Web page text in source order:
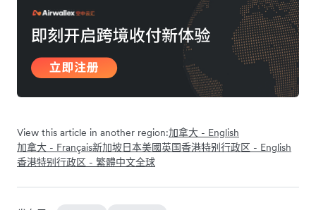
View this article in another region:加拿大 - English
加拿大 - Français新加坡日本美國英国香港特别行政区 - English
香港特别行政区 - 繁體中文全球